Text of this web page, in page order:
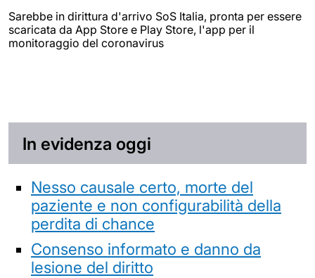
Sarebbe in dirittura d'arrivo SoS Italia, pronta per essere
scaricata da App Store e Play Store, l'app per il
monitoraggio del coronavirus
In evidenza oggi
Nesso causale certo, morte del
paziente e non configurabilità della
perdita di chance
Consenso informato e danno da
lesione del diritto